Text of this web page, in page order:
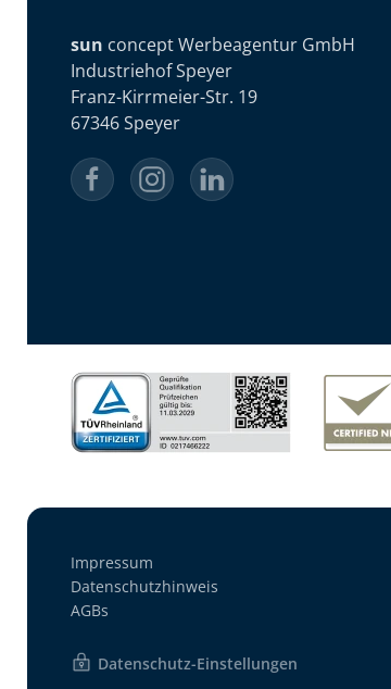
sun concept Werbeagentur GmbH
Industriehof Speyer
Franz-Kirrmeier-Str. 19
67346 Speyer
Impressum
Datenschutzhinweis
AGBs
Datenschutz-Einstellungen